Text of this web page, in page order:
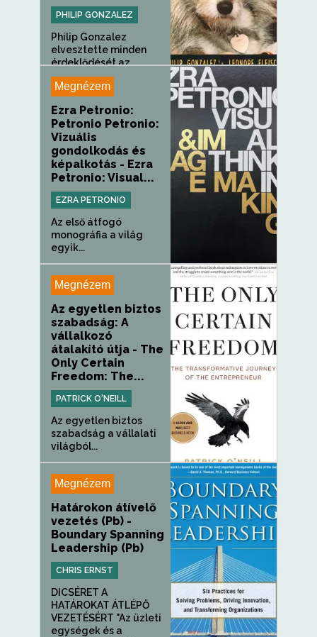
PHILIP GONZALEZ
Philip Gonzalez
elvesztette minden
érdeklődését az...
Megnézem
Ezra Petronio:
Petronio Petronio:
Vizuális
gondolkodás és
képalkotás - Ezra
Petronio: Visual...
EZRA PETRONIO
Az első átfogó
monográfia a világ
egyik...
Megnézem
Az egyetlen biztos
szabadság: A
vállalkozó
átalakító útja - The
Only Certain
Freedom: The...
PATRICK O'NEILL
Az egyetlen biztos
szabadság a vállalati
világból...
Megnézem
Határokon átívelő
vezetés (Pb) -
Boundary Spanning
Leadership (Pb)
CHRIS ERNST
DICSÉRET A
HATÁROKAT ÁTLÉPŐ
VEZETÉSÉRT "Az üzleti
egységek és a